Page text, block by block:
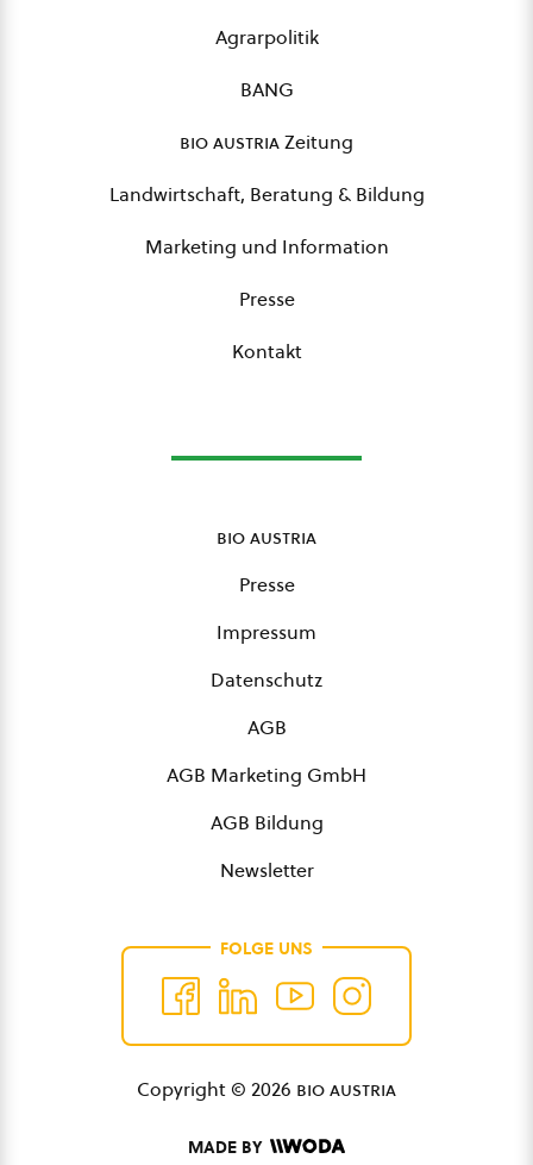
Agrarpolitik
BANG
bio austriaZeitung
Landwirtschaft, Beratung & Bildung
Marketing und Information
Presse
Kontakt
bio austria
Presse
Impressum
Datenschutz
AGB
AGB Marketing GmbH
AGB Bildung
Newsletter
FOLGE UNS
Copyright © 2026 bio austria
MADE BY